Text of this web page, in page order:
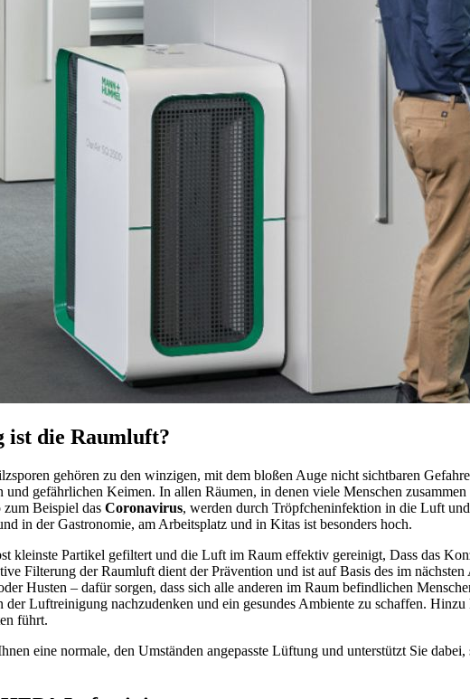
ist die Raumluft?
gehören zu den winzigen, mit dem bloßen Auge nicht sichtbaren
gefährlichen Keimen. In allen Räumen, in denen viele Menschen
Beispiel das Coronavirus, werden durch Tröpfcheninfektion in die Luft
in der Gastronomie, am Arbeitsplatz und in Kitas ist besonders hoch.
kleinste Partikel gefiltert und die Luft im Raum effektiv gereinigt, Dass das
Filterung der Raumluft dient der Prävention und ist auf Basis des im
Husten – dafür sorgen, dass sich alle anderen im Raum befindlichen
Luftreinigung nachzudenken und ein gesundes Ambiente zu schaffen.
führt.
eine normale, den Umständen angepasste Lüftung und unterstützt Sie